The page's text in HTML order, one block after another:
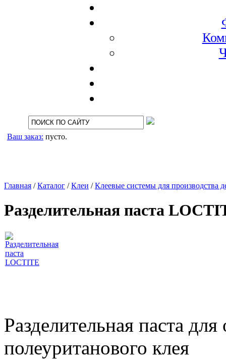
Ваш заказ: пусто.
Главная /Каталог /Клеи /Клеевые системы для производства
Разделительная паста
Разделительная паста
полеуританового клея